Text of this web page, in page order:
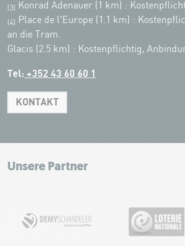
(3) Konrad Adenauer (1 km) :
(4)
Place de l'Europe (1.1 km) :
an die Tram.
Glacis (2.5 km) : Kostenpflichtig,
Tel: +352 43 60 60 1
KONTAKT
+
−
Leaflet|Map tiles by Carto, under CC BY 3.0. Data by
Unsere Partner